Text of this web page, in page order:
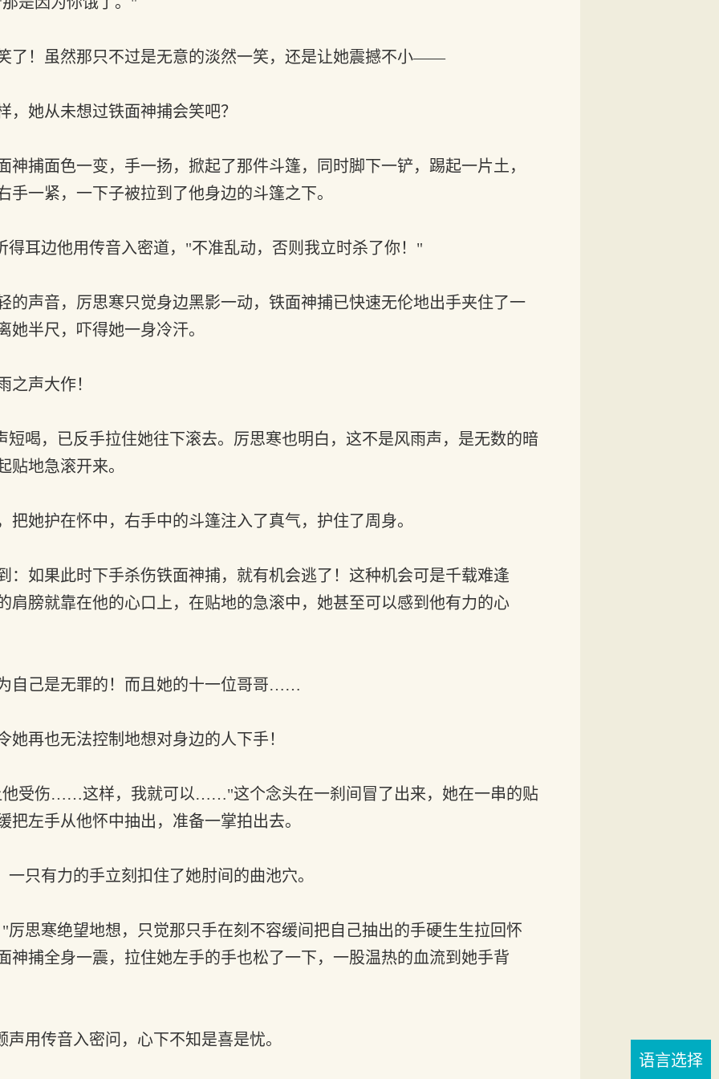
！虽然那只不过是无意的淡然一笑，还是让她震撼不小——
她从未想过铁面神捕会笑吧？
捕面色一变，手一扬，掀起了那件斗篷，同时脚下一铲，踢起一片土，
手一紧，一下子被拉到了他身边的斗篷之下。
耳边他用传音入密道，"不准乱动，否则我立时杀了你！"
声音，厉思寒只觉身边黑影一动，铁面神捕已快速无伦地出手夹住了一
她半尺，吓得她一身冷汗。
声大作！
喝，已反手拉住她往下滚去。厉思寒也明白，这不是风雨声，是无数的暗
贴地急滚开来。
她护在怀中，右手中的斗篷注入了真气，护住了周身。
如果此时下手杀伤铁面神捕，就有机会逃了！这种机会可是千载难逢
膀就靠在他的心口上，在贴地的急滚中，她甚至可以感到他有力的心
己是无罪的！而且她的十一位哥哥……
再也无法控制地想对身边的人下手！
受伤……这样，我就可以……"这个念头在一刹间冒了出来，她在一串的贴
把左手从他怀中抽出，准备一掌拍出去。
只有力的手立刻扣住了她肘间的曲池穴。
思寒绝望地想，只觉那只手在刻不容缓间把自己抽出的手硬生生拉回怀
神捕全身一震，拉住她左手的手也松了一下，一股温热的血流到她手背
传音入密问，心下不知是喜是忧。
语言选择